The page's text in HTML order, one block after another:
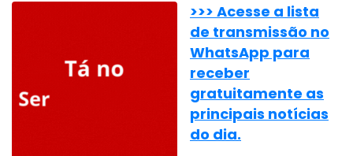
>>> Acesse a lista
de transmissão no
WhatsApp para
receber
gratuitamente as
principais notícias
do dia.